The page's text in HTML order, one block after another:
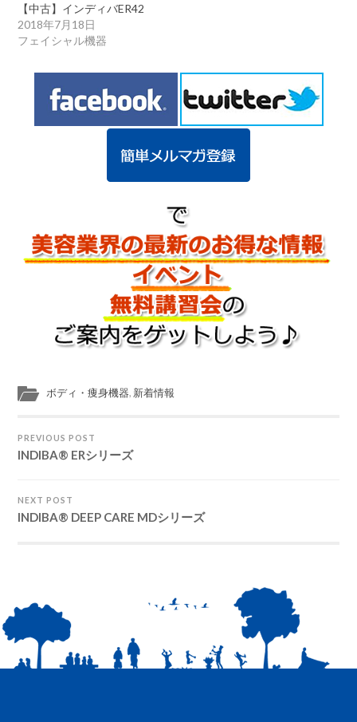
【中古】インディバER42
2018年7月18日
フェイシャル機器
ボディ・痩身機器, 新着情報
PREVIOUS POST
INDIBA® ERシリーズ
NEXT POST
INDIBA® DEEP CARE MDシリーズ